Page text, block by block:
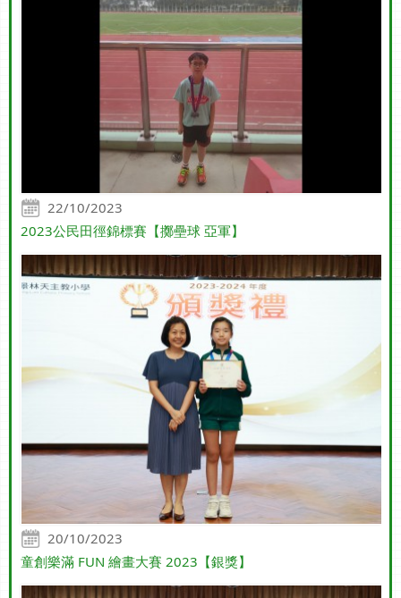
22/10/2023
2023公民田徑錦標賽【擲壘球 亞軍】
20/10/2023
童創樂滿 FUN 繪畫大賽 2023【銀獎】